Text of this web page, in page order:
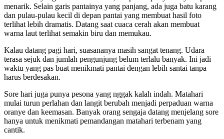
menarik. Selain garis pantainya yang panjang, ada juga batu karang
dan pulau-pulau kecil di depan pantai yang membuat hasil foto
terlihat lebih dramatis. Datang saat cuaca cerah akan membuat
warna laut terlihat semakin biru dan memukau.
Kalau datang pagi hari, suasananya masih sangat tenang. Udara
terasa sejuk dan jumlah pengunjung belum terlalu banyak. Ini jadi
waktu yang pas buat menikmati pantai dengan lebih santai tanpa
harus berdesakan.
Sore hari juga punya pesona yang nggak kalah indah. Matahari
mulai turun perlahan dan langit berubah menjadi perpaduan warna
oranye dan keemasan. Banyak orang sengaja datang menjelang sore
hanya untuk menikmati pemandangan matahari terbenam yang
cantik.